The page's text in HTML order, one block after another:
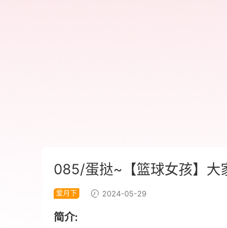
085/蛋挞~【篮球女孩】大
爱月下 2024-05-29
简介: